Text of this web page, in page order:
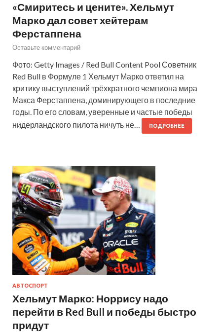
«Смиритесь и цените». Хельмут
Марко дал совет хейтерам
Ферстаппена
Оставьте комментарий
Фото: Getty Images / Red Bull Content Pool Советник
Red Bull в Формуле 1 Хельмут Марко ответил на
критику выступлений трёхкратного чемпиона мира
Макса Ферстаппена, доминирующего в последние
годы. По его словам, уверенные и частые победы
нидерландского пилота ничуть не…
ПОДРОБНЕЕ
АВТОСПОРТ
Хельмут Марко: Норрису надо
перейти в Red Bull и победы быстро
придут